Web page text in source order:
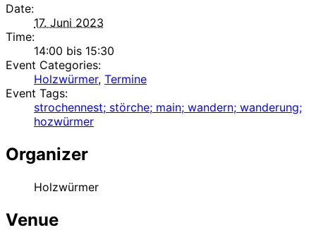
Date:
17. Juni 2023
Time:
14:00 bis 15:30
Event Categories:
Holzwürmer, Termine
Event Tags:
strochennest; störche; main; wandern; wanderung;
hozwürmer
Organizer
Holzwürmer
Venue